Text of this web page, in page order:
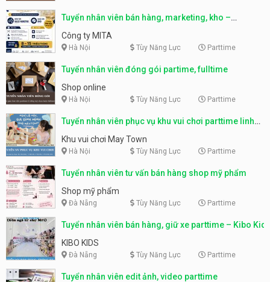
Tuyển nhân viên bán hàng, marketing, kho –
parttime, fulltime
Công ty MITA
Hà Nội Tùy Năng Lực Parttime
Tuyển nhân viên đóng gói partime, fulltime
Shop online
Hà Nội Tùy Năng Lực Parttime
Tuyển nhân viên phục vụ khu vui chơi parttime linh
động
Khu vui chơi May Town
Hà Nội Tùy Năng Lực Parttime
Tuyển nhân viên tư vấn bán hàng shop mỹ phẩm
Shop mỹ phẩm
Đà Nẵng Tùy Năng Lực Parttime
Tuyển nhân viên bán hàng, giữ xe parttime – Kibo Kid
KIBO KIDS
Đà Nẵng Tùy Năng Lực Parttime
Tuyển nhân viên edit ảnh, video parttime